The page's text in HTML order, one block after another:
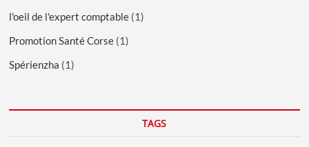
l'oeil de l'expert comptable (1)
Promotion Santé Corse (1)
Spérienzha (1)
TAGS